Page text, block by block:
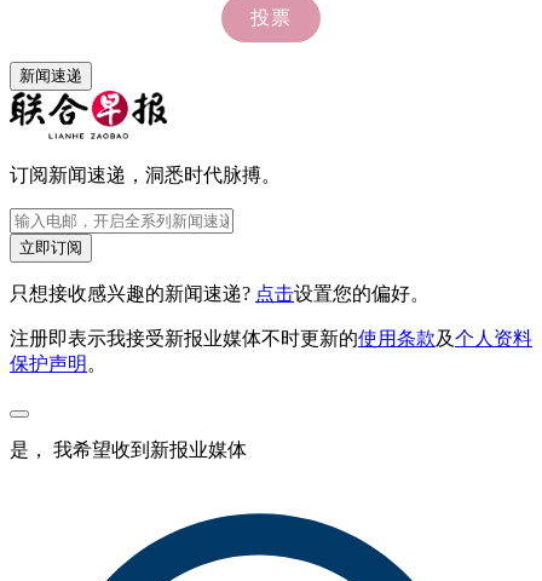
新闻速递
订阅新闻速递，洞悉时代脉搏。
立即订阅
只想接收感兴趣的新闻速递? 点击设置您的偏好。
注册即表示我接受新报业媒体不时更新的使用条款及个人资料
保护声明 。
是， 我希望收到新报业媒体